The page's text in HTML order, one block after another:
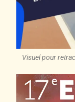
Visuel pour